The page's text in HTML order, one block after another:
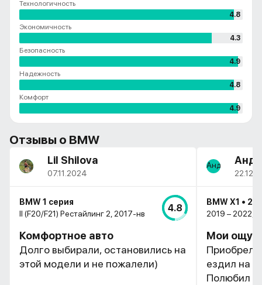
Технологичность
4.8
Экономичность
4.3
Безопасность
4.9
Надежность
4.8
Комфорт
4.9
Отзывы о BMW
Lil Shilova
07.11.2024
BMW 1 серия
II (F20/F21) Рестайлинг 2, 2017-нв
4.8
Комфортное авто
Долго выбирали, остановились на
этой модели и не пожалели)
BMW X1 •
2019 – 2022,
Мои
Приобрел в
ездил на
Полюбил